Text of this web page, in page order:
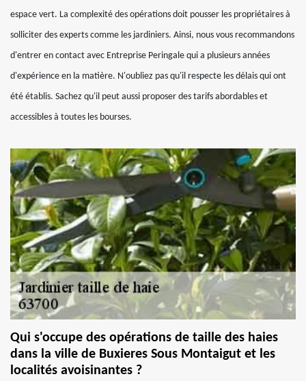
espace vert. La complexité des opérations doit pousser les propriétaires à
solliciter des experts comme les jardiniers. Ainsi, nous vous recommandons
d'entrer en contact avec Entreprise Peringale qui a plusieurs années
d'expérience en la matière. N'oubliez pas qu'il respecte les délais qui ont
été établis. Sachez qu'il peut aussi proposer des tarifs abordables et
accessibles à toutes les bourses.
Qui s'occupe des opérations de taille des haies
dans la ville de Buxieres Sous Montaigut et les
localités avoisinantes ?